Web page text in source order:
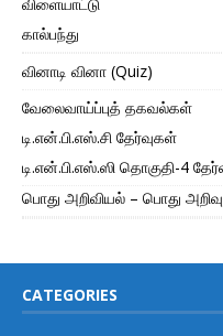
கால்பந்து
வினாடி வினா (Quiz)
வேலைவாய்ப்புத் தகவல்கள்
டி.என்.பி.எஸ்.சி தேர்வுகள்
டி.என்.பி.எஸ்.ஸி தொகுதி-4
பொது அறிவியல் – பொது
CATEGORIES